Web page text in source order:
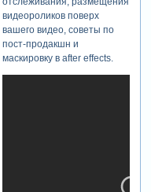
видеороликов поверх
вашего видео, советы по
пост-продакшн и
маскировку в after effects.